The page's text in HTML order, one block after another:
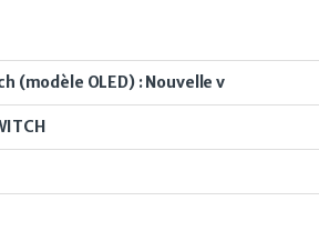
(modèle OLED) : Nouvelle v